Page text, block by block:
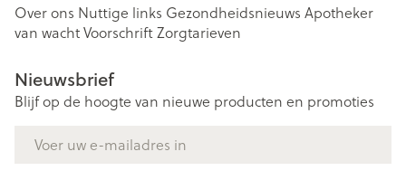
Over ons Nuttige links Gezondheidsnieuws Apotheker
van wachtVoorschriftZorgtarieven
Nieuwsbrief
Blijf op de hoogte van nieuwe producten en promoties